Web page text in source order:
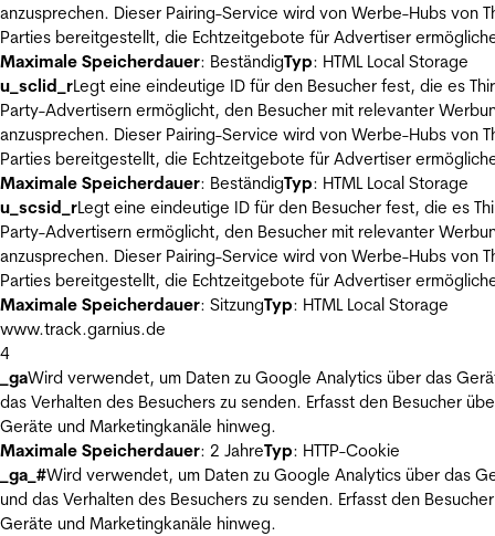
anzusprechen. Dieser Pairing-Service wird von Werbe-Hubs von
Parties bereitgestellt, die Echtzeitgebote für Advertiser
Maximale Speicherdauer: BeständigTyp: HTML Local Storage
u_sclid_rLegt eine eindeutige ID für den Besucher fest, die es
Party-Advertisern ermöglicht, den Besucher mit relevanter
anzusprechen. Dieser Pairing-Service wird von Werbe-Hubs von
Parties bereitgestellt, die Echtzeitgebote für Advertiser
Maximale Speicherdauer: BeständigTyp: HTML Local Storage
u_scsid_rLegt eine eindeutige ID für den Besucher fest, die es
Party-Advertisern ermöglicht, den Besucher mit relevanter
anzusprechen. Dieser Pairing-Service wird von Werbe-Hubs von
Parties bereitgestellt, die Echtzeitgebote für Advertiser
Maximale Speicherdauer: SitzungTyp: HTML Local Storage
www.track.garnius.de
4
_gaWird verwendet, um Daten zu Google Analytics über das
das Verhalten des Besuchers zu senden. Erfasst den Besucher
Geräte und Marketingkanäle hinweg.
Maximale Speicherdauer: 2 JahreTyp: HTTP-Cookie
_ga_#Wird verwendet, um Daten zu Google Analytics über das
und das Verhalten des Besuchers zu senden. Erfasst den
Geräte und Marketingkanäle hinweg.